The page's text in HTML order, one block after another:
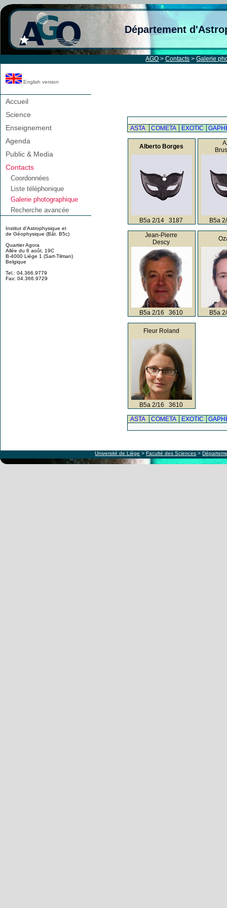
Département
AGO >Contacts >Galerie
English version
Accueil
Science
Enseignement
Agenda
Public & Media
Contacts
Coordonnées
Liste téléphonique
Galerie photographique
Recherche avancée
Institut d'Astrophysique et
de Géophysique (Bât. B5c)
Quartier Agora
Allée du 6 août, 19C
B-4000 Liège 1 (Sart-Tilman)
Belgique
Tel.: 04.366.9779
Fax: 04.366.9729
ASTA COMETA EXOTIC
Alberto Borges
B5a 2/14 3187 B5a
Jean-Pierre
Descy
B5a 2/16 3610 B5a
Fleur Roland
B5a 2/16 3610
ASTA
COMETA EXOTIC
Université de Liège >Faculté des Sciences >